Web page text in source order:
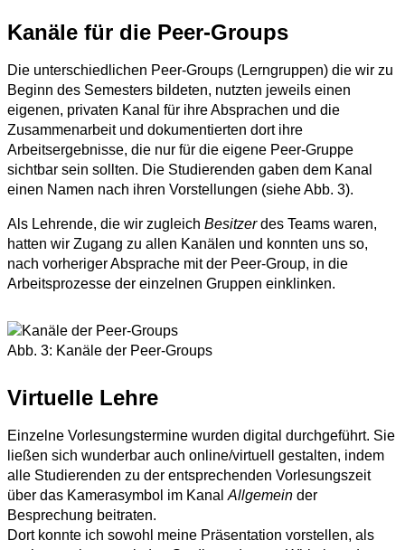
Kanäle für die Peer-Groups
Die unterschiedlichen Peer-Groups (Lerngruppen) die wir zu
Beginn des Semesters bildeten, nutzten jeweils einen
eigenen, privaten Kanal für ihre Absprachen und die
Zusammenarbeit und dokumentierten dort ihre
Arbeitsergebnisse, die nur für die eigene Peer-Gruppe
sichtbar sein sollten. Die Studierenden gaben dem Kanal
einen Namen nach ihren Vorstellungen (siehe Abb. 3).
Als Lehrende, die wir zugleich Besitzerdes Teams waren,
hatten wir Zugang zu allen Kanälen und konnten uns so,
nach vorheriger Absprache mit der Peer-Group, in die
Arbeitsprozesse der einzelnen Gruppen einklinken.
Abb. 3: Kanäle der Peer-Groups
Virtuelle Lehre
Einzelne Vorlesungstermine wurden digital durchgeführt. Sie
ließen sich wunderbar auch online/virtuell gestalten, indem
alle Studierenden zu der entsprechenden Vorlesungszeit
über das Kamerasymbol im Kanal Allgemein der
Besprechung beitraten.
Dort konnte ich sowohl meine Präsentation vorstellen, als